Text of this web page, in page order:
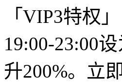
「VIP3特权
19:00-23:00
升200%。立